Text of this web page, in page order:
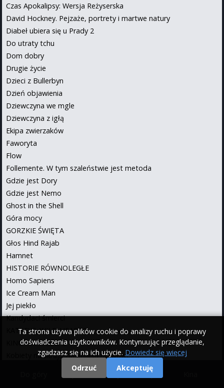
Ta strona używa plików cookie do analizy ruchu i poprawy
doświadczenia użytkowników. Kontynuując przeglądanie,
zgadzasz się na ich użycie. Dowiedz się więcej
Odrzuć
Akceptuję
Czas Apokalipsy: Wersja Reżyserska
David Hockney. Pejzaże, portrety i martwe natury
Diabeł ubiera się u Prady 2
Do utraty tchu
Dom dobry
Drugie życie
Dzieci z Bullerbyn
Dzień objawienia
Dziewczyna we mgle
Dziewczyna z igłą
Ekipa zwierzaków
Faworyta
Flow
Follemente. W tym szaleństwie jest metoda
Gdzie jest Dory
Gdzie jest Nemo
Ghost in the Shell
Góra mocy
GORZKIE ŚWIĘTA
Głos Hind Rajab
Hamnet
HISTORIE RÓWNOLEGŁE
Homo Sapiens
Ice Cream Man
Jej piekło
Kandydaci śmierci
KATSEYE: WILD HEARTS
KINO NA TARASIE
Kobiety na skraju załamania nerwowego
Kopnęłabym cię, gdybym mogła
|